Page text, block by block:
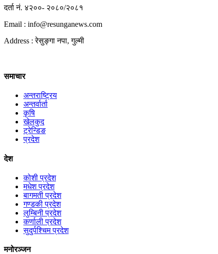
दर्ता नं. ४२००- २०८०/२०८१
Email : info@resunganews.com
Address : रेसुङ्गा नपा, गुल्मी
समाचार
अन्तराष्ट्रिय
अन्तर्वार्ता
कृषि
खेलकुद
ट्रेन्डिङ
प्रदेश
देश
कोशी प्रदेश
मधेश प्रदेश
बागमती प्रदेश
गण्डकी प्रदेश
लुम्बिनी प्रदेश
कर्णाली प्रदेश
सुदुर्पश्चिम प्रदेश
मनोरञ्जन